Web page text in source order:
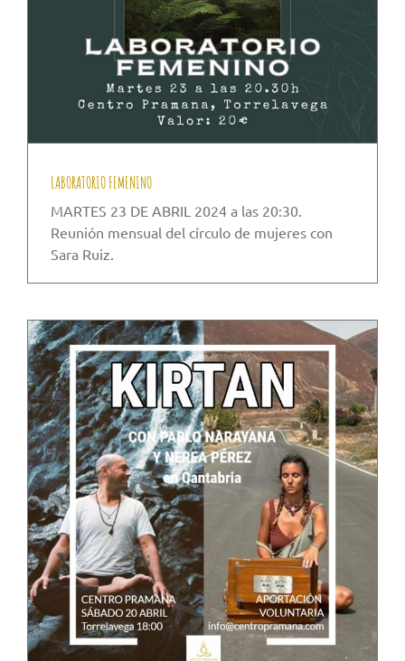
LABORATORIO FEMENINO
MARTES 23 DE ABRIL 2024 a las 20:30.
Reunión mensual del círculo de mujeres con
Sara Ruiz.